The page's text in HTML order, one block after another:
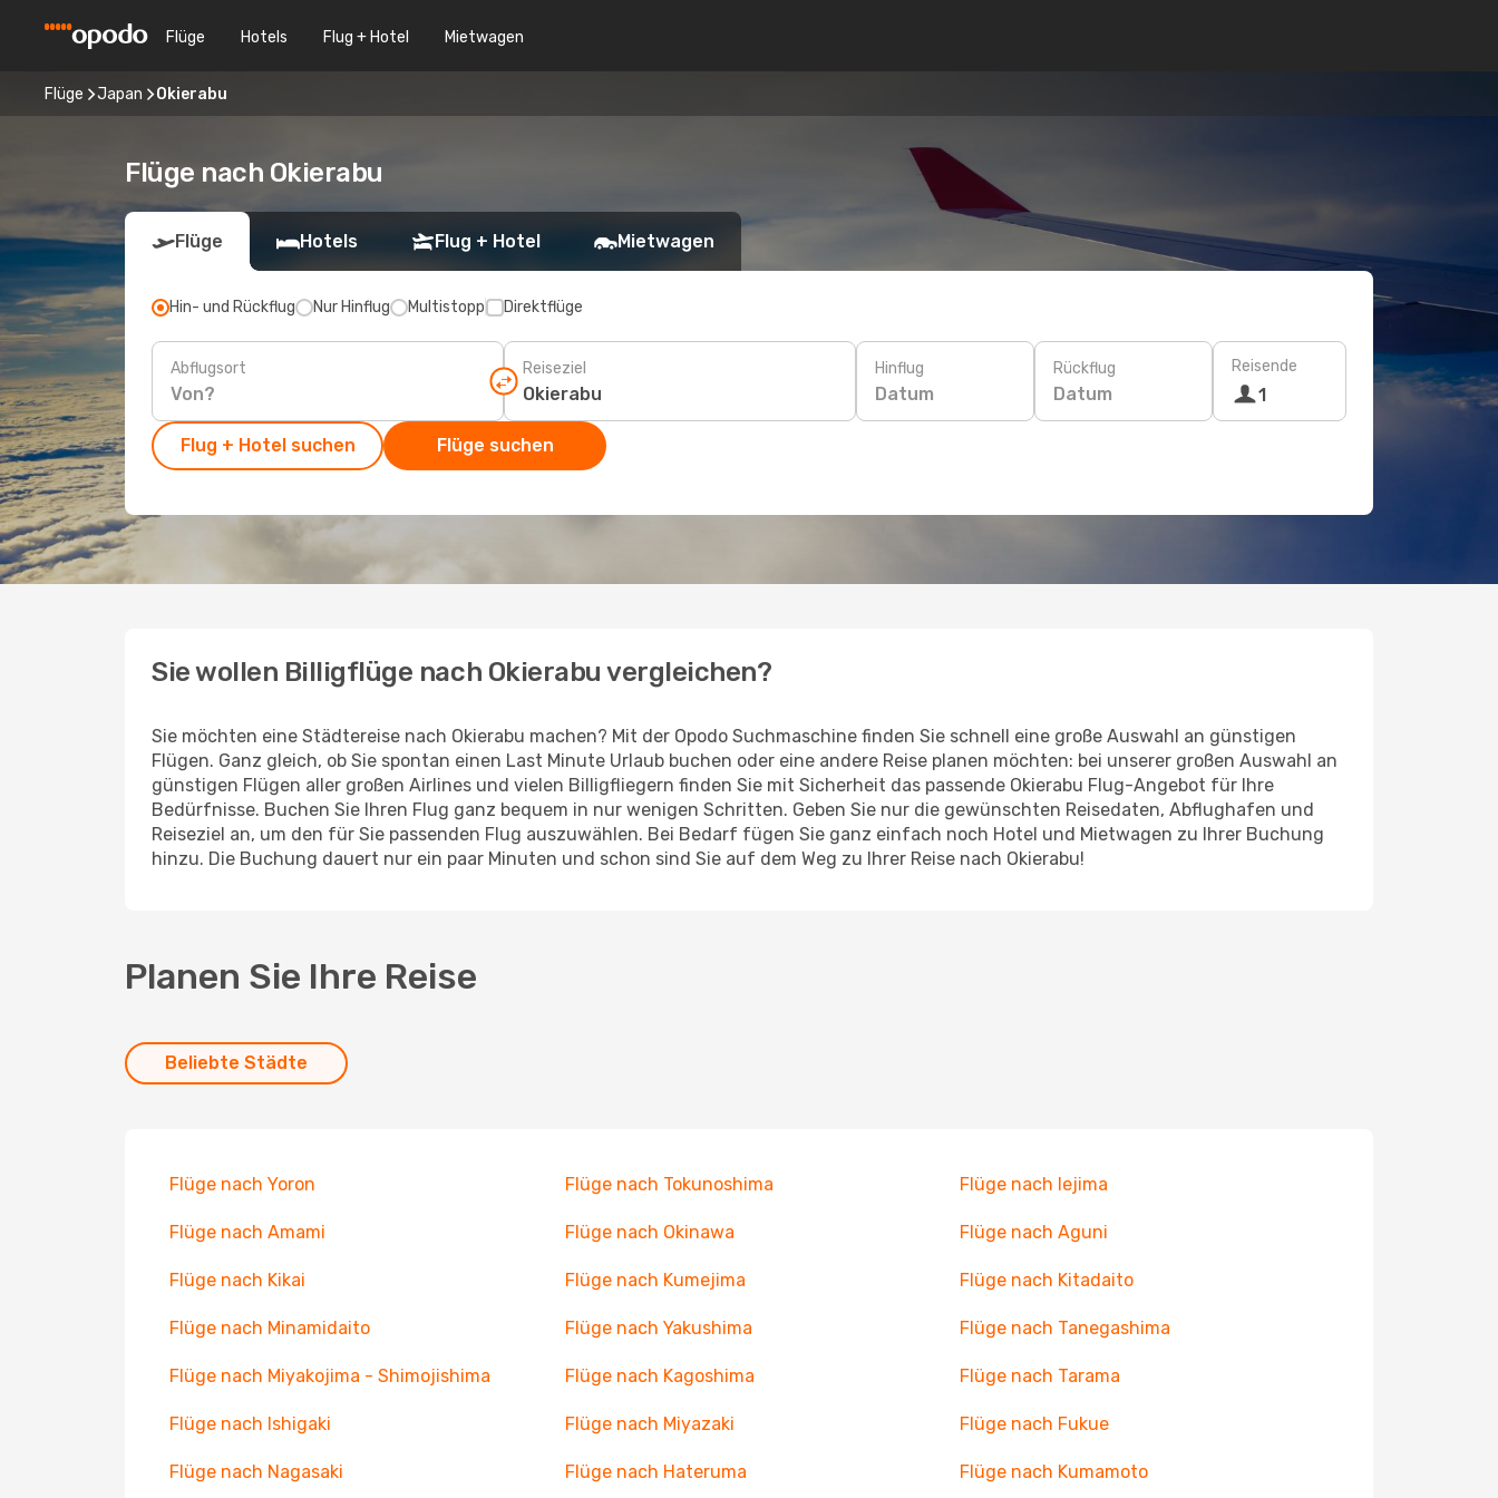
Flüge Hotels Flug + Hotel Mietwagen
Flüge Japan Okierabu
Flüge nach Okierabu
Flüge Hotels Flug + Hotel Mietwagen
Hin- und Rückflug Nur Hinflug Multistopp Direktflüge
Abflugsort Reiseziel Hinflug
Datum
Rückflug
Datum
Reisende
1
Flug + Hotel suchen Flüge suchen
Sie wollen Billigflüge nach Okierabu vergleichen?
Sie möchten eine Städtereise nach Okierabu machen? Mit der Opodo Suchmaschine finden Sie schnell eine große Auswahl an günstigen
Flügen. Ganz gleich, ob Sie spontan einen Last Minute Urlaub buchen oder eine andere Reise planen möchten: bei unserer großen Auswahl an
günstigen Flügen aller großen Airlines und vielen Billigfliegern finden Sie mit Sicherheit das passende Okierabu Flug-Angebot für Ihre
Bedürfnisse. Buchen Sie Ihren Flug ganz bequem in nur wenigen Schritten. Geben Sie nur die gewünschten Reisedaten, Abflughafen und
Reiseziel an, um den für Sie passenden Flug auszuwählen. Bei Bedarf fügen Sie ganz einfach noch Hotel und Mietwagen zu Ihrer Buchung
hinzu. Die Buchung dauert nur ein paar Minuten und schon sind Sie auf dem Weg zu Ihrer Reise nach Okierabu!
Planen Sie Ihre Reise
Beliebte Städte
Flüge nach Yoron Flüge nach Tokunoshima Flüge nach Iejima
Flüge nach Amami Flüge nach Okinawa Flüge nach Aguni
Flüge nach Kikai Flüge nach Kumejima Flüge nach Kitadaito
Flüge nach Minamidaito Flüge nach Yakushima Flüge nach Tanegashima
Flüge nach Miyakojima - Shimojishima Flüge nach Kagoshima Flüge nach Tarama
Flüge nach Ishigaki Flüge nach Miyazaki Flüge nach Fukue
Flüge nach Nagasaki Flüge nach Hateruma Flüge nach Kumamoto